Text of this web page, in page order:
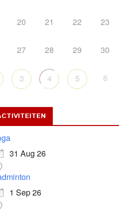
20 21 22 23
27 28 29 30
3 4 5 6
31 Aug 26
1 Sep 26